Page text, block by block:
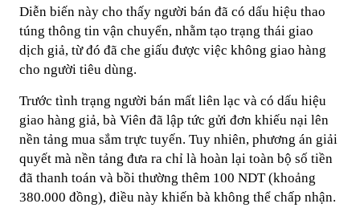
Diễn biến này cho thấy người bán đã có dấu hiệu thao
túng thông tin vận chuyển, nhằm tạo trạng thái giao
dịch giả, từ đó đã che giấu được việc không giao hàng
cho người tiêu dùng.
Trước tình trạng người bán mất liên lạc và có dấu hiệu
giao hàng giả, bà Viên đã lập tức gửi đơn khiếu nại lên
nền tảng mua sắm trực tuyến. Tuy nhiên, phương án giải
quyết mà nền tảng đưa ra chỉ là hoàn lại toàn bộ số tiền
đã thanh toán và bồi thường thêm 100 NDT (khoảng
380.000 đồng), điều này khiến bà không thể chấp nhận.